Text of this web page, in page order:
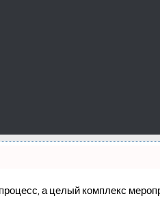
а целый комплекс